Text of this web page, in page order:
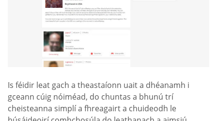
Is féidir leat gach a theastaíonn uait a dhéanamh i
gceann cúig nóiméad, do chuntas a bhunú trí
cheisteanna simplí a fhreagairt a chuideodh le